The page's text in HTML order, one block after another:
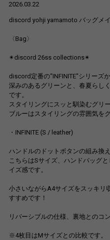
2026.03.22
discord yohji yamamoto バッグメ
〈Bag〉
✴︎discord 26ss collections✴︎
discord定番の"INFINITE"シリーズ
深みのあるグリーンと、春夏らし
です。
スタイリングにスッと馴染むグリ
ブルーはスタイリングの雰囲気を
・INFINITE (S / leather)
ハンドルのドットボタンの組み換
こちらはSサイズ、ハンドバッグ
イズ感です。
小さいながらA4サイズをスッキリ
すすめです！
リバーシブルの仕様、裏地とのコ
※4枚目はMサイズとの比較です。